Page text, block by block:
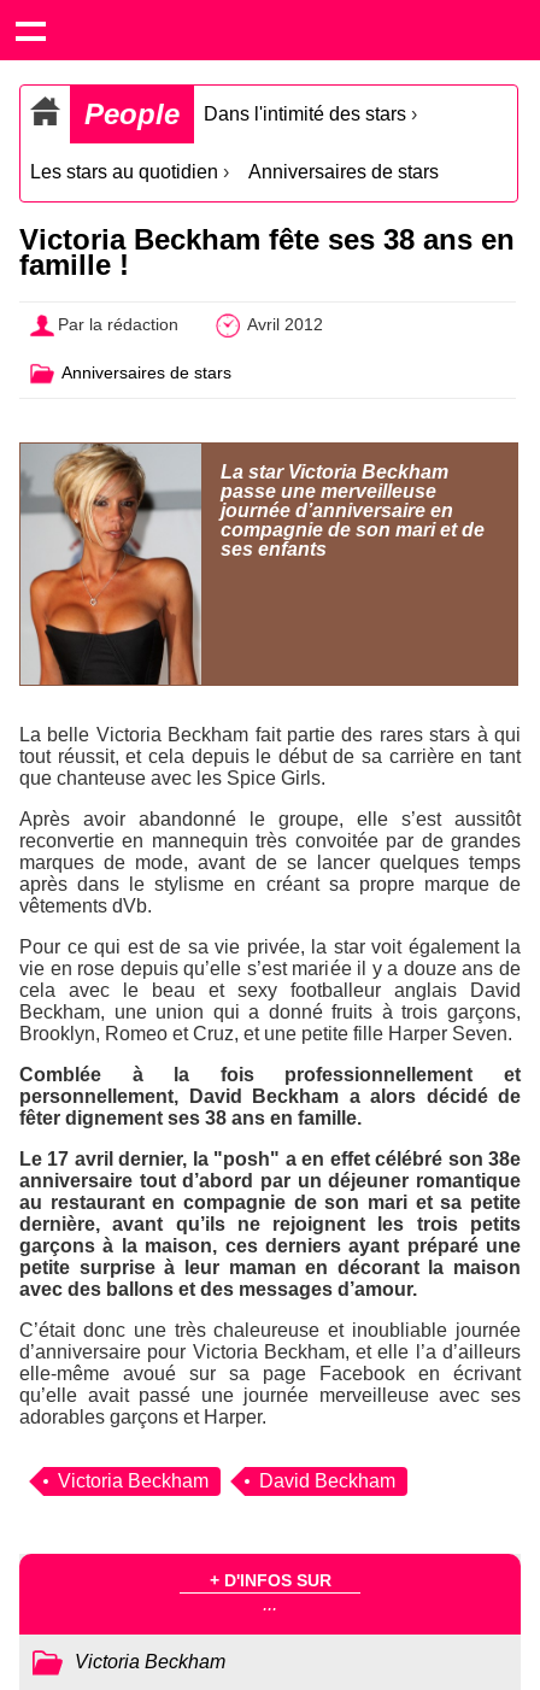
People Dans l'intimité des stars ›
Les stars au quotidien › Anniversaires de stars
Victoria Beckham fête ses 38 ans en
famille !
Par la rédaction Avril 2012
Anniversaires de stars
La star Victoria Beckham
passe une merveilleuse
journée d’anniversaire en
compagnie de son mari et de
ses enfants
La belle Victoria Beckham fait partie des rares stars à qui
tout réussit, et cela depuis le début de sa carrière en tant
que chanteuse avec les Spice Girls.
Après avoir abandonné le groupe, elle s’est aussitôt
reconvertie en mannequin très convoitée par de grandes
marques de mode, avant de se lancer quelques temps
après dans le stylisme en créant sa propre marque de
vêtements dVb.
Pour ce qui est de sa vie privée, la star voit également la
vie en rose depuis qu’elle s’est mariée il y a douze ans de
cela avec le beau et sexy footballeur anglais David
Beckham, une union qui a donné fruits à trois garçons,
Brooklyn, Romeo et Cruz, et une petite fille Harper Seven.
Comblée à la fois professionnellement et
personnellement, David Beckham a alors décidé de
fêter dignement ses 38 ans en famille.
Le 17 avril dernier, la "posh" a en effet célébré son 38e
anniversaire tout d’abord par un déjeuner romantique
au restaurant en compagnie de son mari et sa petite
dernière, avant qu’ils ne rejoignent les trois petits
garçons à la maison, ces derniers ayant préparé une
petite surprise à leur maman en décorant la maison
avec des ballons et des messages d’amour.
C’était donc une très chaleureuse et inoubliable journée
d’anniversaire pour Victoria Beckham, et elle l’a d’ailleurs
elle-même avoué sur sa page Facebook en écrivant
qu’elle avait passé une journée merveilleuse avec ses
adorables garçons et Harper.
Victoria Beckham David Beckham
+ D'INFOS SUR
...
Victoria Beckham